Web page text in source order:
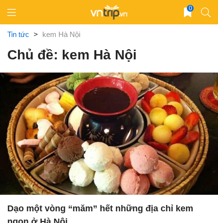
content
0
Tin tức > kem Hà Nội
Chủ đề: kem Hà Nội
Dạo một vòng “măm” hết những địa chỉ kem